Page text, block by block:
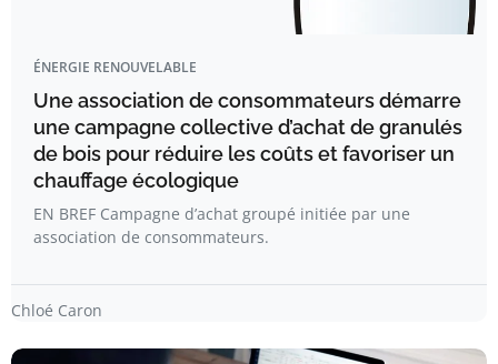
ÉNERGIE RENOUVELABLE
Une association de consommateurs démarre
une campagne collective d’achat de granulés
de bois pour réduire les coûts et favoriser un
chauffage écologique
EN BREF Campagne d’achat groupé initiée par une
association de consommateurs.
Chloé Caron